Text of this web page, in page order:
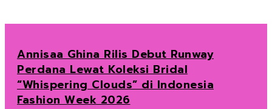
Annisaa Ghina Rilis Debut Runway
Perdana Lewat Koleksi Bridal
“Whispering Clouds” di Indonesia
Fashion Week 2026